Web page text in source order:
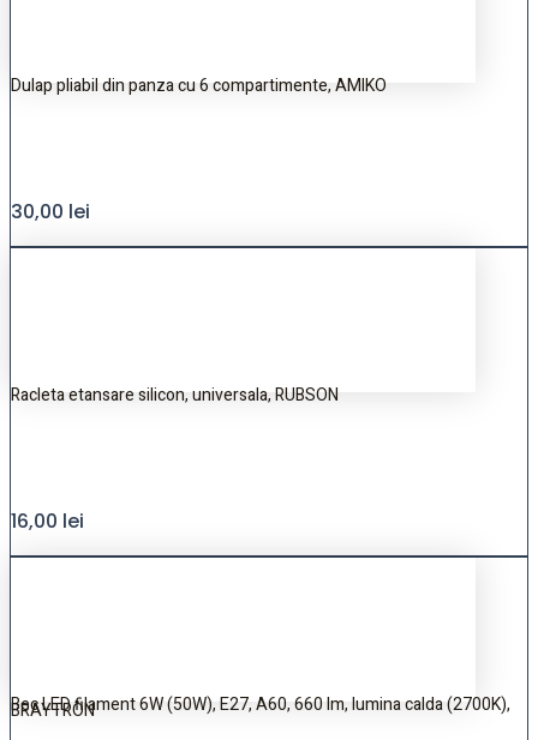
Dulap pliabil din panza cu 6 compartimente, AMIKO
30,00 lei
Racleta etansare silicon, universala, RUBSON
16,00 lei
Bec LED filament 6W (50W), E27, A60, 660 lm, lumina calda (2700K),
BRAYTRON